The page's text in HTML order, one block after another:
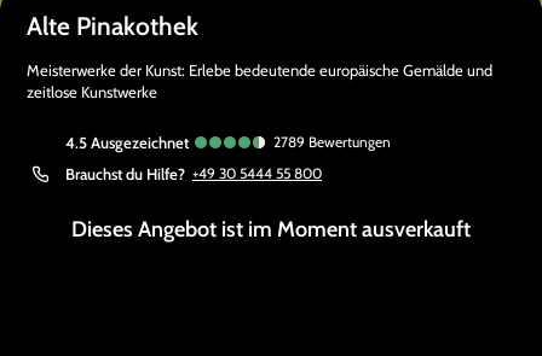
Alte Pinakothek
Meisterwerke der Kunst: Erlebe bedeutende europäische Gemälde und
zeitlose Kunstwerke
4.5 ausgezeichnet 2789 Bewertungen
Brauchst du Hilfe? +49 30 5444 55 800
Dieses Angebot ist im Moment ausverkauft